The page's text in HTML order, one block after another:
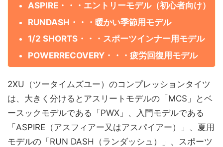
ASPIRE・・・エントリーモデル（初心者向け）
RUNDASH・・・暖かい季節用モデル
1/2 SHORTS・・・スポーツインナー用モデル
POWERRECOVERY・・・疲労回復用モデル
2XU（ツータイムズユー）のコンプレッションタイツ
は、大きく分けるとアスリートモデルの「MCS」とベ
ースックモデルである「PWX」、入門モデルである
「ASPIRE（アスフィアー又はアスパイアー）」、夏用
モデルの「RUN DASH（ランダッシュ）」、スポーツ